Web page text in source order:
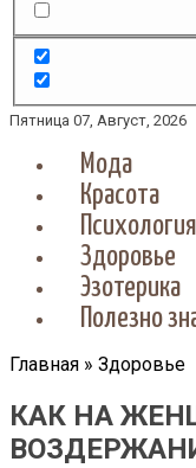
Пятница 07, Август, 2026
Мода
Красота
Психология
Здоровье
Эзотерика
Полезно
Главная » Здоровье
КАК НА